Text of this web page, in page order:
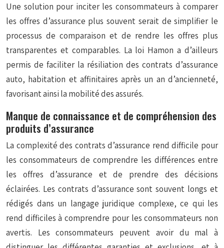
Une solution pour inciter les consommateurs à comparer
les offres d’assurance plus souvent serait de simplifier le
processus de comparaison et de rendre les offres plus
transparentes et comparables. La loi Hamon a d’ailleurs
permis de faciliter la résiliation des contrats d’assurance
auto, habitation et affinitaires après un an d’ancienneté,
favorisant ainsi la mobilité des assurés.
Manque de connaissance et de compréhension des
produits d’assurance
La complexité des contrats d’assurance rend difficile pour
les consommateurs de comprendre les différences entre
les offres d’assurance et de prendre des décisions
éclairées. Les contrats d’assurance sont souvent longs et
rédigés dans un langage juridique complexe, ce qui les
rend difficiles à comprendre pour les consommateurs non
avertis. Les consommateurs peuvent avoir du mal à